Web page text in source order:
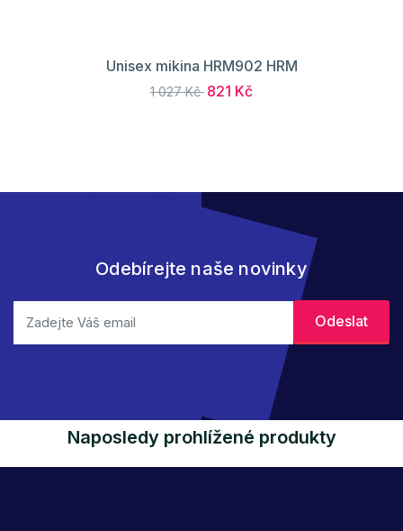
Unisex mikina HRM902 HRM
1 027 Kč 821 Kč
Odebírejte naše novinky
Naposledy prohlížené produkty